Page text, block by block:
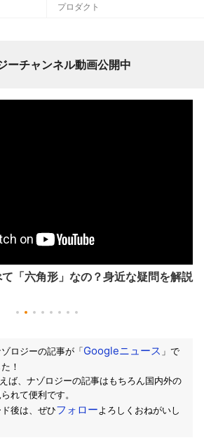
プロダクト
ーチャンネル動画公開中
「六角形」なの？身近な疑問を解説
ロジーの記事が「Googleニュース 」で
！
ば、ナゾロジーの記事はもちろん国内外の
れて便利です。
後は、ぜひフォローよろしくおねがいし